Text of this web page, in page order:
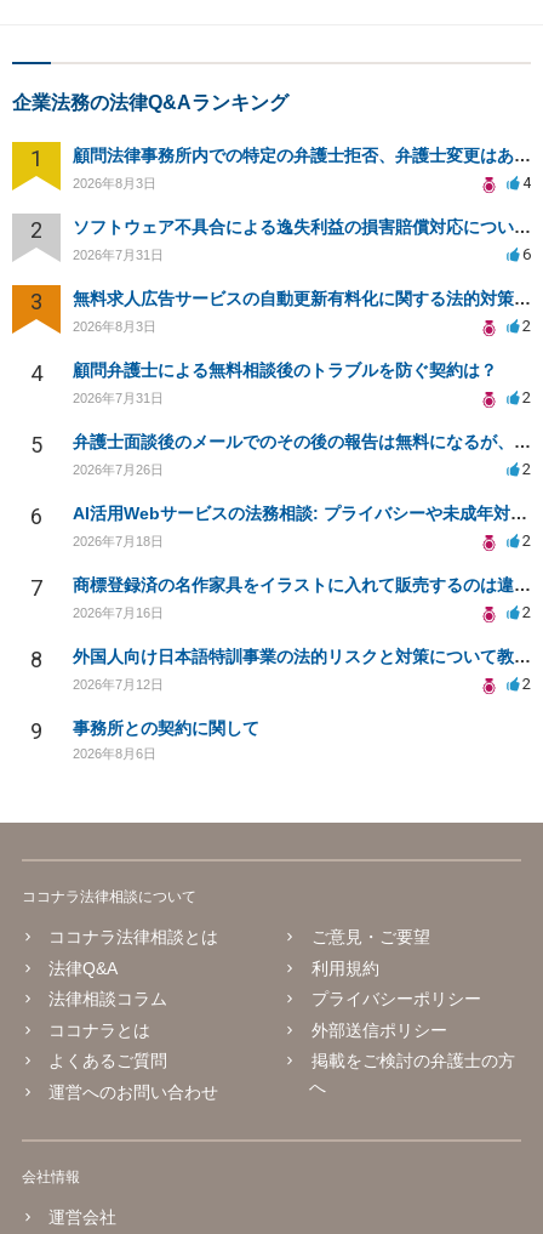
企業法務の法律Q&Aランキング
1 顧問法律事務所内での特定の弁護士拒否、弁護士変更はあり？一般論でも構いません。
2026年8月3日 4
2 ソフトウェア不具合による逸失利益の損害賠償対応について相談
2026年7月31日 6
3 無料求人広告サービスの自動更新有料化に関する法的対策は？
2026年8月3日 2
4 顧問弁護士による無料相談後のトラブルを防ぐ契約は？
2026年7月31日 2
5 弁護士面談後のメールでのその後の報告は無料になるが、弁護士として興味ありますか？
2026年7月26日 2
6 AI活用Webサービスの法務相談: プライバシーや未成年対応など
2026年7月18日 2
7 商標登録済の名作家具をイラストに入れて販売するのは違法でしょうか
2026年7月16日 2
8 外国人向け日本語特訓事業の法的リスクと対策について教えてください
2026年7月12日 2
9 事務所との契約に関して
2026年8月6日
ココナラ法律相談について
ココナラ法律相談とは
法律Q&A
法律相談コラム
ココナラとは
よくあるご質問
運営へのお問い合わせ
ご意見・ご要望
利用規約
プライバシーポリシー
外部送信ポリシー
掲載をご検討の弁護士の方
へ
会社情報
運営会社